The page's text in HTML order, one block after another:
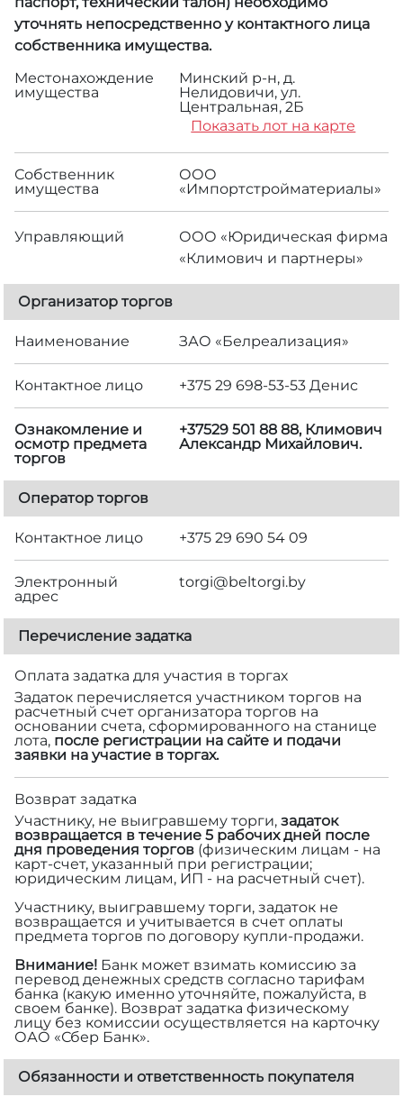
уточнять непосредственно у контактного лица
собственника имущества.
Местонахождение
имущества
Минский р-н, д.
Нелидовичи, ул.
Центральная, 2Б
Показать лот на карте
Собственник
имущества
ООО
«Импортстройматериалы»
Управляющий
ООО «Юридическая фирма
«Климович и партнеры»
Организатор торгов
Наименование ЗАО «Белреализация»
Контактное лицо +375 29 698-53-53 Денис
Ознакомление и
осмотр предмета
торгов
+37529 501 88 88, Климович
Александр Михайлович.
Оператор торгов
Контактное лицо +375 29 690 54 09
Электронный
адрес
torgi@beltorgi.by
Перечисление задатка
Оплата задатка для участия в торгах
Задаток перечисляется участником торгов на
расчетный счет организатора торгов на
основании счета, сформированного на станице
лота, после регистрации на сайте и подачи
заявки на участие в торгах.
Возврат задатка
Участнику, не выигравшему торги, задаток
возвращается в течение 5 рабочих дней после
дня проведения торгов (физическим лицам - на
карт-счет, указанный при регистрации;
юридическим лицам, ИП - на расчетный счет).
Участнику, выигравшему торги, задаток не
возвращается и учитывается в счет оплаты
предмета торгов по договору купли-продажи.
Внимание! Банк может взимать комиссию за
перевод денежных средств согласно тарифам
банка (какую именно уточняйте, пожалуйста, в
своем банке). Возврат задатка физическому
лицу без комиссии осуществляется на карточку
ОАО «Сбер Банк».
Обязанности и ответственность покупателя